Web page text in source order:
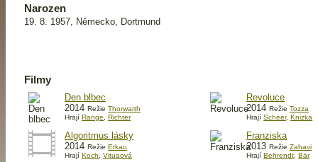
Narozen
19. 8. 1957, Německo, Dortmund
Filmy
Den blbec
2014RežieThorwarth
HrajíRange ,Richter
Revoluce
2014RežieTozza
HrajíScheer,Knizka
Algoritmus lásky
2014RežieErkau
HrajíKoch ,Vituaová
Franziska
2013RežieZahavi
HrajíBehrendt ,Bär